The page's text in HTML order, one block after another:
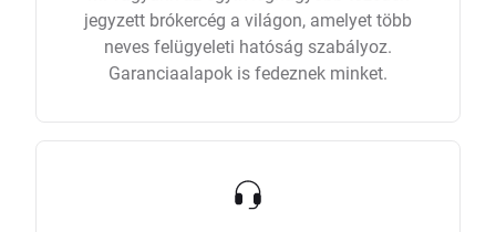
jegyzett brókercég a világon, amelyet több
neves felügyeleti hatóság szabályoz.
Garanciaalapok is fedeznek minket.